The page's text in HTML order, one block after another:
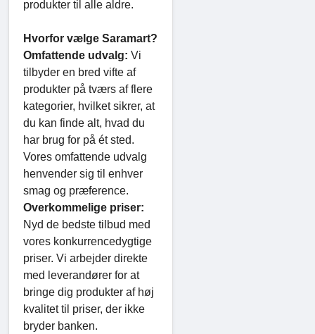
produkter til alle aldre.
Hvorfor vælge Saramart?
Omfattende udvalg: Vi
tilbyder en bred vifte af
produkter på tværs af flere
kategorier, hvilket sikrer, at
du kan finde alt, hvad du
har brug for på ét sted.
Vores omfattende udvalg
henvender sig til enhver
smag og præference.
Overkommelige priser:
Nyd de bedste tilbud med
vores konkurrencedygtige
priser. Vi arbejder direkte
med leverandører for at
bringe dig produkter af høj
kvalitet til priser, der ikke
bryder banken.